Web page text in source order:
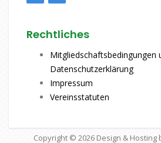
Rechtliches
Mitgliedschaftsbedingungen
Datenschutzerklärung
Impressum
Vereinsstatuten
Copyright © 2026Design & Hosting